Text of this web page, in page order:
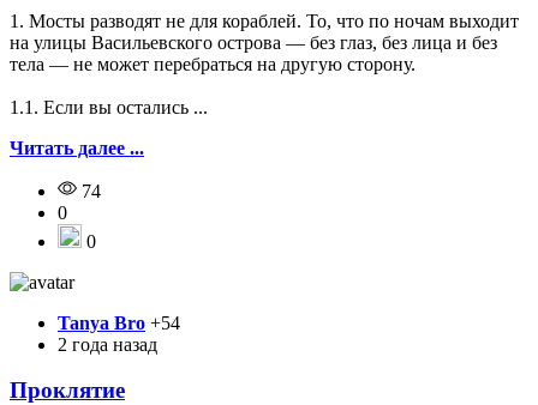
1. Мосты разводят не для кораблей. То, что по ночам выходит
на улицы Васильевского острова — без глаз, без лица и без
тела — не может перебраться на другую сторону.
1.1. Если вы остались ...
Читать далее ...
74
0
0
Tanya Bro +54
2 года назад
Проклятие